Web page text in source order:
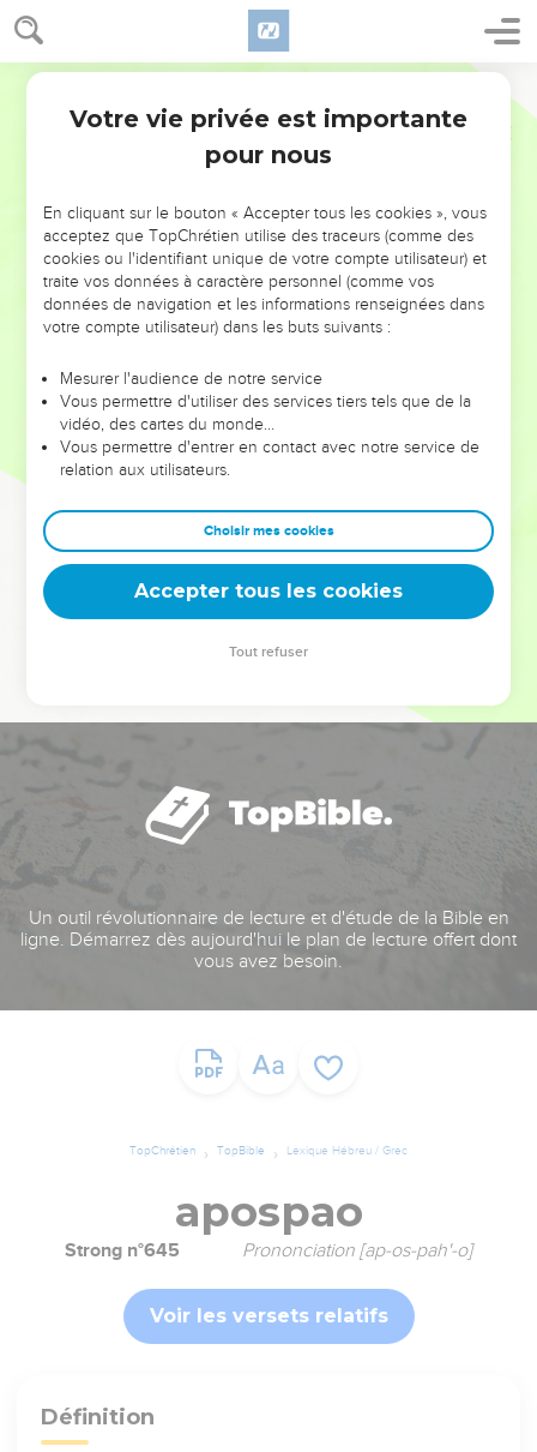
NE MANQUEZ PAS L’ÉVÉNEMENT
DE L’ANNÉE !
ET SI LEURS ERREURS POUVAIENT VOUS ÉVITER LES
VOTRES ?
leur foi ou leur vision. Mais on voit moins les doutes, les erreurs
et les saisons difficiles qu'ils ont traversés, alors même que ce
sont elles qui les ont façonnés.
Dans cette conférence, leaders, entrepreneurs, et responsables
clés pour avancer avec plus de sagesse afin que leurs erreurs
deviennent vos tremplins. Que vous guidiez un ministère, une
équipe, un groupe ou une famille, leur expérience est faite
Un outil révolutionnaire de lecture et d'étude de la Bible en
ligne. Démarrez dès aujourd'hui le plan de lecture offert dont
vous avez besoin.
TopChrétien TopBible Lexique Hébreu / Grec
apospao
Strong n°645 Prononciation [ap-os-pah'-o]
Voir les versets relatifs
Définition
Votre vie privée est importante
pour nous
En cliquant sur le bouton « Accepter tous les cookies », vous
acceptez que TopChrétien utilise des traceurs (comme des
cookies ou l'identifiant unique de votre compte utilisateur) et
traite vos données à caractère personnel (comme vos
données de navigation et les informations renseignées dans
votre compte utilisateur) dans les buts suivants :
Mesurer l'audience de notre service
Vous permettre d'utiliser des services tiers tels que de la
vidéo, des cartes du monde…
Vous permettre d'entrer en contact avec notre service de
relation aux utilisateurs.
Choisir mes cookies
Accepter tous les cookies
Tout refuser